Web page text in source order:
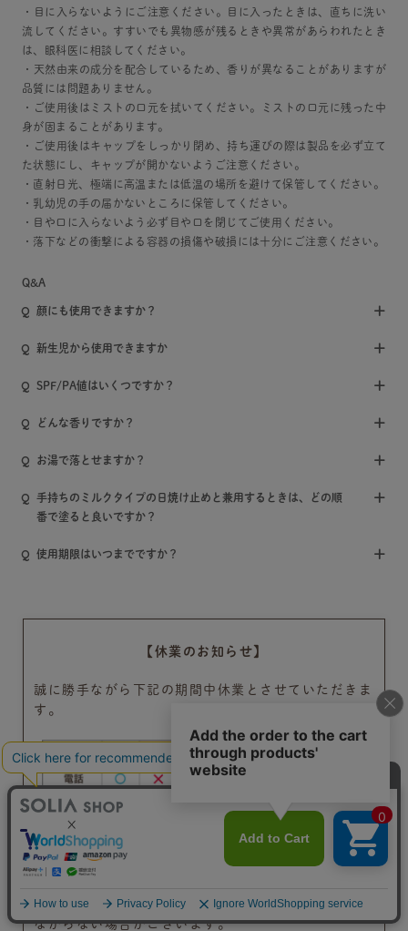
・目に入らないようにご注意ください。目に入ったときは、直ちに洗い
流してください。すすいでも異物感が残るときや異常があらわれたとき
は、眼科医に相談してください。
・天然由来の成分を配合しているため、香りが異なることがありますが
品質には問題ありません。
・ご使用後はミストの口元を拭いてください。ミストの口元に残った中
身が固まることがあります。
・ご使用後はキャップをしっかり閉め、持ち運びの際は製品を必ず立て
た状態にし、キャップが開かないようご注意ください。
・直射日光、極端に高温または低温の場所を避けて保管してください。
・乳幼児の手の届かないところに保管してください。
・目や口に入らないよう必ず目や口を閉じてご使用ください。
・落下などの衝撃による容器の損傷や破損には十分にご注意ください。
Q&A
顔にも使用できますか？
新生児から使用できますか
SPF/PA値はいくつですか？
どんな香りですか？
お湯で落とせますか？
手持ちのミルクタイプの日焼け止めと兼用するときは、どの順
番で塗ると良いですか？
使用期限はいつまでですか？
【休業のお知らせ】
誠に勝手ながら下記の期間中休業とさせていただきま
す。
※1 ご住所不備やご注文に関する確認事項がある場
お電話のお問い合わせは時間によっては混雑によりつ
ながらない場合がございます。